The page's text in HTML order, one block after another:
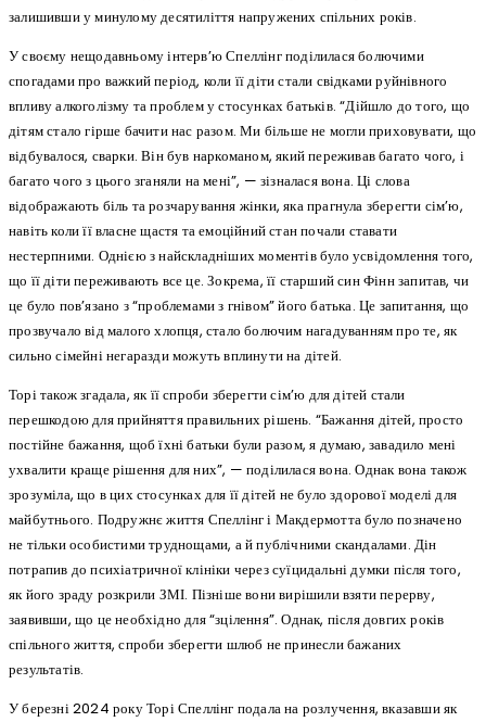
залишивши у минулому десятиліття напружених спільних років.
У своєму нещодавньому інтерв’ю Спеллінг поділилася болючими
спогадами про важкий період, коли її діти стали свідками руйнівного
впливу алкоголізму та проблем у стосунках батьків. “Дійшло до того, що
дітям стало гірше бачити нас разом. Ми більше не могли приховувати, що
відбувалося, сварки. Він був наркоманом, який переживав багато чого, і
багато чого з цього зганяли на мені”, — зізналася вона. Ці слова
відображають біль та розчарування жінки, яка прагнула зберегти сім’ю,
навіть коли її власне щастя та емоційний стан почали ставати
нестерпними. Однією з найскладніших моментів було усвідомлення того,
що її діти переживають все це. Зокрема, її старший син Фінн запитав, чи
це було пов’язано з “проблемами з гнівом” його батька. Це запитання, що
прозвучало від малого хлопця, стало болючим нагадуванням про те, як
сильно сімейні негаразди можуть вплинути на дітей.
Торі також згадала, як її спроби зберегти сім’ю для дітей стали
перешкодою для прийняття правильних рішень. “Бажання дітей, просто
постійне бажання, щоб їхні батьки були разом, я думаю, завадило мені
ухвалити краще рішення для них”, — поділилася вона. Однак вона також
зрозуміла, що в цих стосунках для її дітей не було здорової моделі для
майбутнього. Подружнє життя Спеллінг і Макдермотта було позначено
не тільки особистими труднощами, а й публічними скандалами. Дін
потрапив до психіатричної клініки через суїцидальні думки після того,
як його зраду розкрили ЗМІ. Пізніше вони вирішили взяти перерву,
заявивши, що це необхідно для “зцілення”. Однак, після довгих років
спільного життя, спроби зберегти шлюб не принесли бажаних
результатів.
У березні 2024 року Торі Спеллінг подала на розлучення, вказавши як